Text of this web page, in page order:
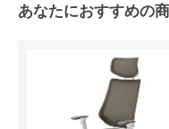
あなたにおすすめの